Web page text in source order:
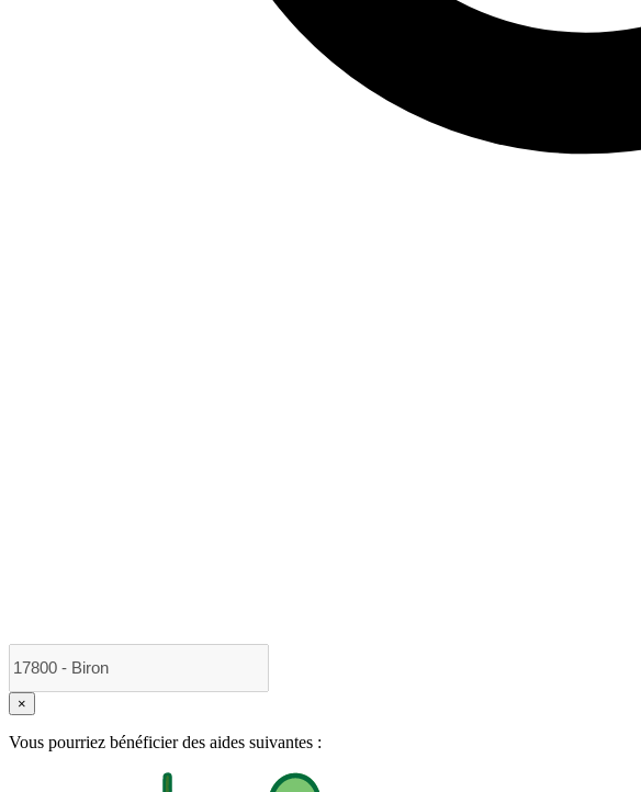
×
Vous pourriez bénéficier des aides suivantes :